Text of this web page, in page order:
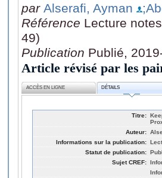
par Alserafi, Ayman
Référence Lecture
49)
Publication Publié,
Article révisé par les
ACCÈS EN LIGNE DÉTAILS
Titre:
Auteur:
Informations sur la publication:
Statut de publication:
Sujet CREF: